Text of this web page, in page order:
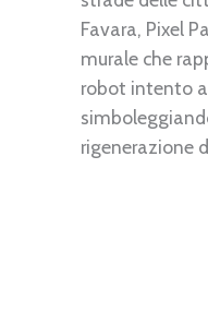
Favara, Pixel
murale che
robot intento
rigenerazione